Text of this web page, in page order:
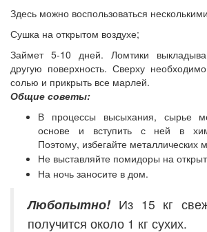
Здесь можно воспользоваться
Сушка на открытом воздухе;
Займет 5-10 дней. Ломтики
другую поверхность. Сверху
солью и прикрыть все марлей.
Общие советы:
В процессы высыхания, сырье
основе и вступить с ней в
Поэтому, избегайте металлических
Не выставляйте помидоры на
На ночь заносите в дом.
Любопытно!Из 15 кг
получится около 1 кг сухих.